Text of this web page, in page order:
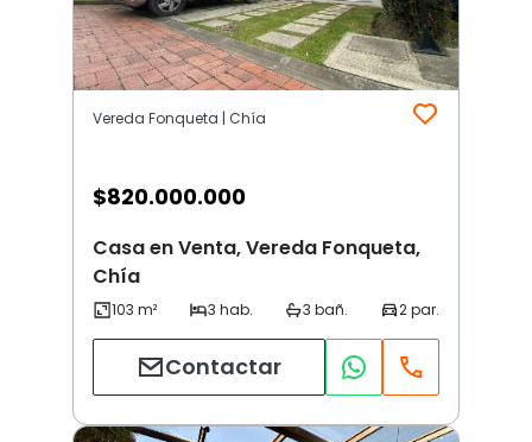
Vereda Fonqueta | Chía
$820.000.000
Casa en Venta, Vereda Fonqueta,
Chía
Contactar